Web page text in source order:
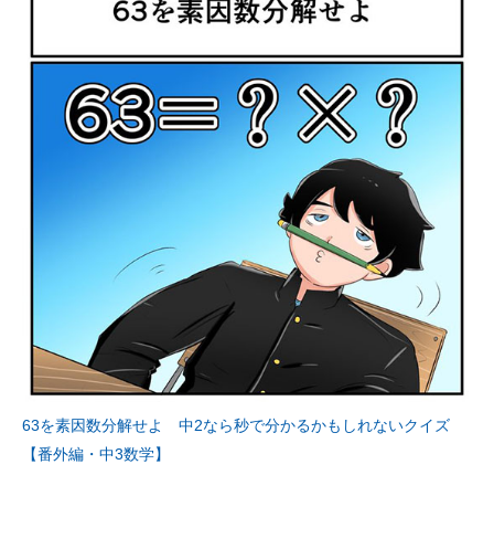
63を素因数分解せよ 中2なら秒で分かるかもしれないクイズ
【番外編・中3数学】